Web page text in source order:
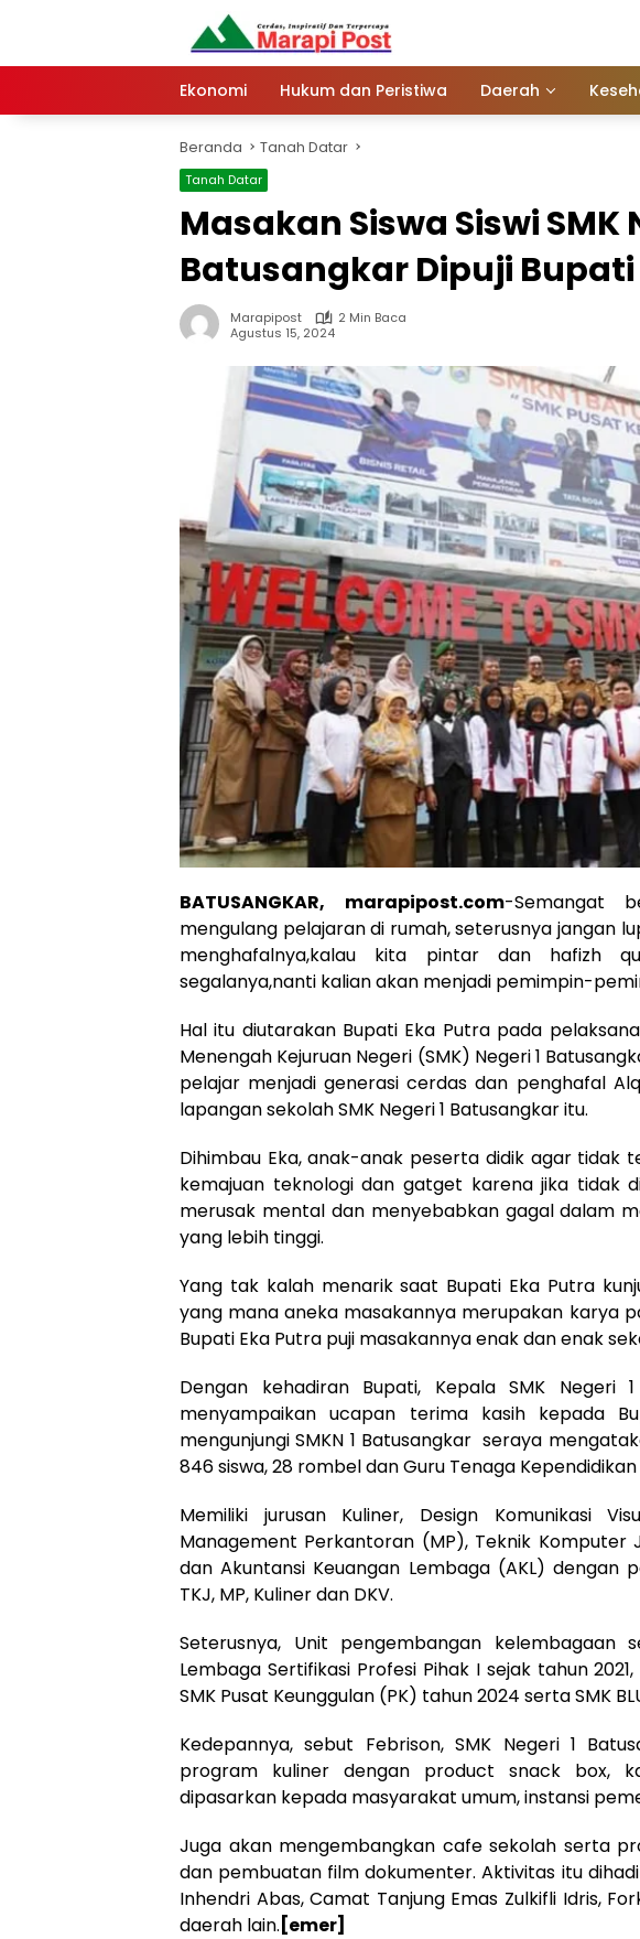
Ekonomi Hukum dan Peristiwa Daerah
Beranda Tanah Datar
Tanah Datar
Masakan Siswa Siswi SMK
Batusangkar Dipuji Bupati
Marapipost
2 Min Baca
Agustus 15, 2024
BATUSANGKAR, marapipost.com-Semangat
mengulang pelajaran di rumah, seterusnya jangan
menghafalnya,kalau kita pintar dan hafizh
segalanya,nanti kalian akan menjadi pemimpin-
Hal itu diutarakan Bupati Eka Putra pada
Menengah Kejuruan Negeri (SMK) Negeri 1
pelajar menjadi generasi cerdas dan penghafal
lapangan sekolah SMK Negeri 1 Batusangkar itu.
Dihimbau Eka, anak-anak peserta didik agar tidak
kemajuan teknologi dan gatget karena jika tidak
merusak mental dan menyebabkan gagal dalam
yang lebih tinggi.
Yang tak kalah menarik saat Bupati Eka Putra
yang mana aneka masakannya merupakan karya
Bupati Eka Putra puji masakannya enak dan enak
Dengan kehadiran Bupati, Kepala SMK Negeri
menyampaikan ucapan terima kasih kepada
mengunjungi SMKN 1 Batusangkar seraya
846 siswa, 28 rombel dan Guru Tenaga
Memiliki jurusan Kuliner, Design Komunikasi
Management Perkantoran (MP), Teknik Komputer
dan Akuntansi Keuangan Lembaga (AKL) dengan
TKJ, MP, Kuliner dan DKV.
Seterusnya, Unit pengembangan kelembagaan
Lembaga Sertifikasi Profesi Pihak I sejak tahun
SMK Pusat Keunggulan (PK) tahun 2024 serta SMK
Kedepannya, sebut Febrison, SMK Negeri 1
program kuliner dengan product snack box,
dipasarkan kepada masyarakat umum, instansi
Juga akan mengembangkan cafe sekolah serta
dan pembuatan film dokumenter. Aktivitas itu
Inhendri Abas, Camat Tanjung Emas Zulkifli Idris,
daerah lain. [emer]